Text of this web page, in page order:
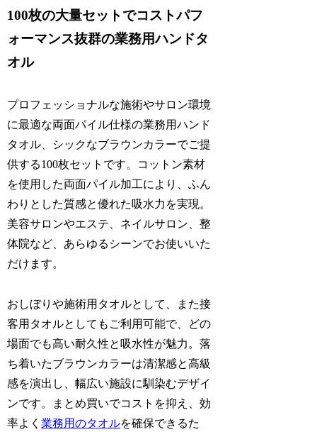
100枚の大量セットでコストパフ
ォーマンス抜群の業務用ハンドタ
オル
プロフェッショナルな施術やサロン環境
に最適な両面パイル仕様の業務用ハンド
タオル、シックなブラウンカラーでご提
供する100枚セットです。コットン素材
を使用した両面パイル加工により、ふん
わりとした質感と優れた吸水力を実現。
美容サロンやエステ、ネイルサロン、整
体院など、あらゆるシーンでお使いいた
だけます。
おしぼりや施術用タオルとして、また接
客用タオルとしてもご利用可能で、どの
場面でも高い耐久性と吸水性が魅力。落
ち着いたブラウンカラーは清潔感と高級
感を演出し、幅広い施設に馴染むデザイ
ンです。まとめ買いでコストを抑え、効
率よく業務用のタオルを確保できるた